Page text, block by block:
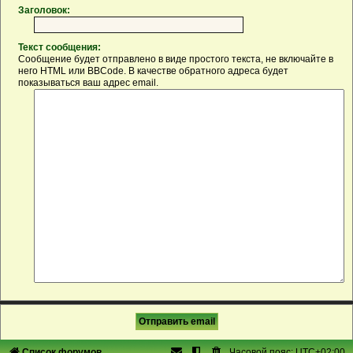
Заголовок:
Текст сообщения:
Сообщение будет отправлено в виде простого текста, не включайте в
него HTML или BBCode. В качестве обратного адреса будет
показываться ваш адрес email.